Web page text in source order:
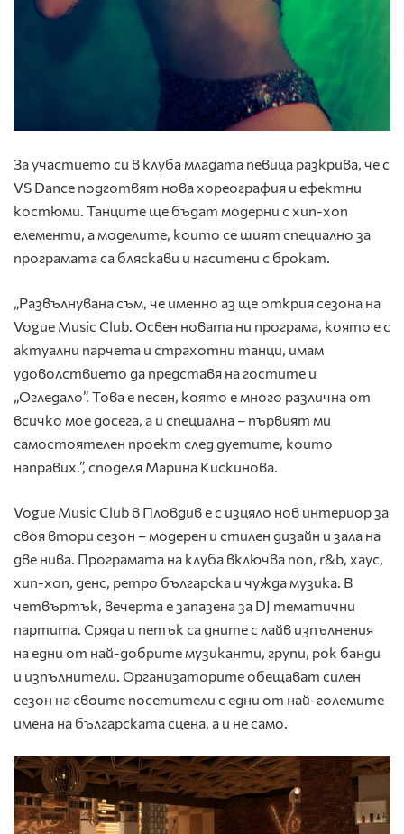
За участието си в клуба младата певица разкрива, че с
VS Dance подготвят нова хореография и ефектни
костюми. Танците ще бъдат модерни с хип-хоп
елементи, а моделите, които се шият специално за
програмата са бляскави и наситени с брокат.
„Развълнувана съм, че именно аз ще открия сезона на
Vogue Music Club. Освен новата ни програма, която е с
актуални парчета и страхотни танци, имам
удоволствието да представя на гостите и
„Огледало”. Това е песен, която е много различна от
всичко мое досега, а и специална – първият ми
самостоятелен проект след дуетите, които
направих.”, споделя Марина Кискинова.
Vogue Music Club в Пловдив е с изцяло нов интериор за
своя втори сезон – модерен и стилен дизайн и зала на
две нива. Програмата на клуба включва поп, r&b, хаус,
хип-хоп, денс, ретро българска и чужда музика. В
четвъртък, вечерта е запазена за DJ тематични
партита. Сряда и петък са дните с лайв изпълнения
на едни от най-добрите музиканти, групи, рок банди
и изпълнители. Организаторите обещават силен
сезон на своите посетители с едни от най-големите
имена на българската сцена, а и не само.